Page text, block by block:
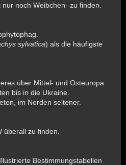
noch Weibchen- zu finden.
sylvatica) als die häufigste
über Mittel- und Osteuropa
bis in die Ukraine.
im Norden seltener.
überall zu finden.
Bestimmungstabellen